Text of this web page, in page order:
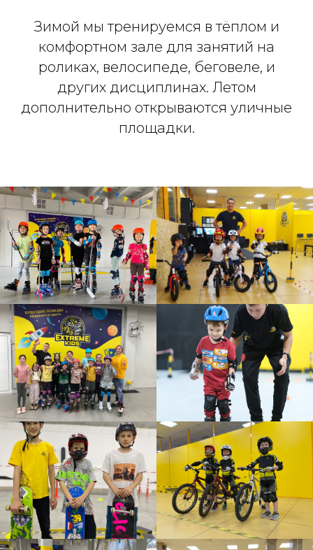
Зимой мы тренируемся в тёплом и
комфортном зале для занятий на
роликах, велосипеде, беговеле, и
других дисциплинах. Летом
дополнительно открываются уличные
площадки.